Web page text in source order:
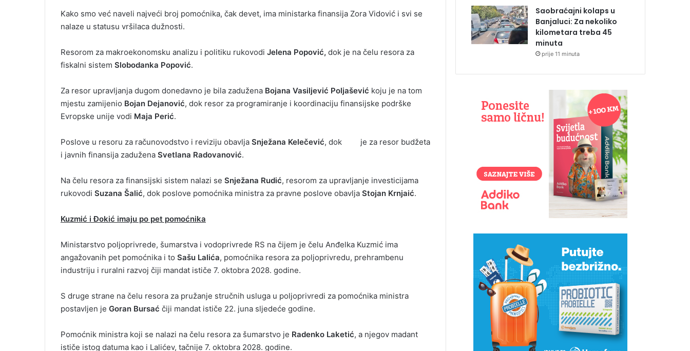
Kako smo već naveli najveći broj pomoćnika, čak devet, ima ministarka finansija Zora Vidović i svi se
nalaze u statusu vršilaca dužnosti.
Resorom za makroekonomsku analizu i politiku rukovodi Jelena Popović, dok je na čelu resora za
fiskalni sistem Slobodanka Popović.
Za resor upravljanja dugom donedavno je bila zadužena Bojana Vasiljević Poljašević koju je na tom
mjestu zamijenio Bojan Dejanović, dok resor za programiranje i koordinaciju finansijske podrške
Evropske unije vodi Maja Perić.
Poslove u resoru za računovodstvo i reviziju obavlja Snježana Kelečević, dok je za resor budžeta
i javnih finansija zadužena Svetlana Radovanović.
Na čelu resora za finansijski sistem nalazi se Snježana Rudić, resorom za upravljanje investicijama
rukovodi Suzana Šalić, dok poslove pomoćnika ministra za pravne poslove obavlja Stojan Krnjaić.
Kuzmić i Đokić imaju po pet pomoćnika
Ministarstvo poljoprivrede, šumarstva i vodoprivrede RS na čijem je čelu Anđelka Kuzmić ima
angažovanih pet pomoćnika i to Sašu Lalića, pomoćnika resora za poljoprivredu, prehrambenu
industriju i ruralni razvoj čiji mandat ističe 7. oktobra 2028. godine.
S druge strane na čelu resora za pružanje stručnih usluga u poljoprivredi za pomoćnika ministra
postavljen je Goran Bursać čiji mandat ističe 22. juna sljedeće godine.
Pomoćnik ministra koji se nalazi na čelu resora za šumarstvo je Radenko Laketić, a njegov madant
ističe istog datuma kao i Lalićev, tačnije 7. oktobra 2028. godine.
Saobraćajni kolaps u
Banjaluci: Za nekoliko
kilometara treba 45
minuta
prije 11 minuta